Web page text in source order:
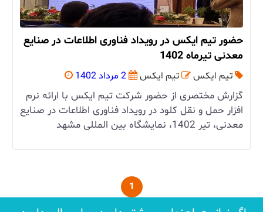
حضور تیم ایکس در رویداد فناوری اطلاعات در صنایع
معدنی تیرماه 1402
تیم ایکس تیم ایکس 2 مرداد 1402
گزارش مختصری از حضور شرکت تیم ایکس با ارائه نرم
افزار حمل و نقل کلود در رویداد فناوری اطلاعات در صنایع
معدنی، تیر 1402، نمایشگاه بین المللی مشهد
1